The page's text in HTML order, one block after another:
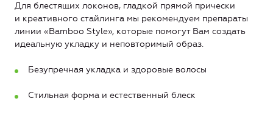
Для блестящих локонов, гладкой прямой прически
и креативного стайлинга мы рекомендуем препараты
линии «Bamboo Style», которые помогут Вам создать
идеальную укладку и неповторимый образ.
Безупречная укладка и здоровые волосы
Стильная форма и естественный блеск